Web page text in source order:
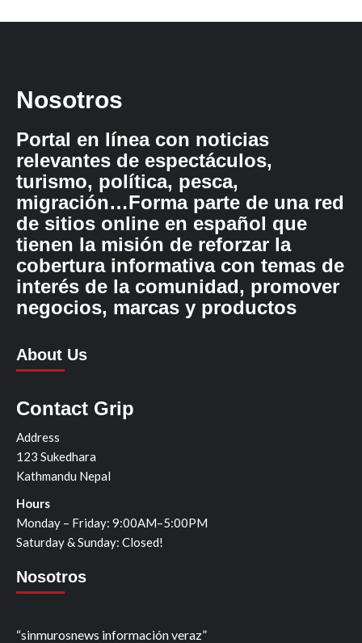
Nosotros
Portal en línea con noticias
relevantes de espectáculos,
turismo, política, pesca,
migración…Forma parte de una red
de sitios online en español que
tienen la misión de reforzar la
cobertura informativa con temas de
interés de la comunidad, promover
negocios, marcas y productos
About Us
Contact Grip
Address
123 Sukedhara
Kathmandu Nepal
Hours
Monday – Friday: 9:00AM–5:00PM
Saturday & Sunday: Closed!
Nosotros
“sinmurosnews información veraz”